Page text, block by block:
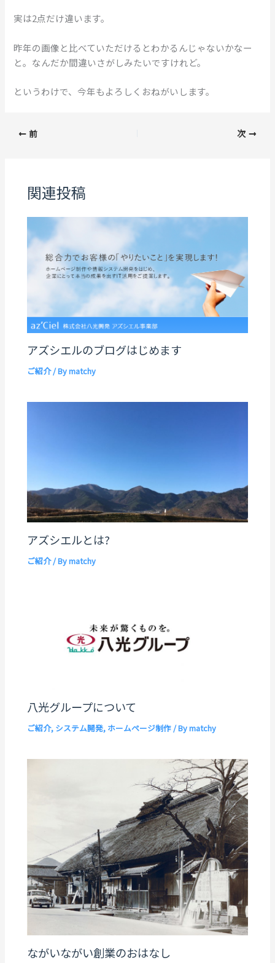
実は2点だけ違います。
昨年の画像と比べていただけるとわかるんじゃないかなー
と。なんだか間違いさがしみたいですけれど。
というわけで、今年もよろしくおねがいします。
前 次
関連投稿
アズシエルのブログはじめます
ご紹介/ Bymatchy
アズシエルとは?
ご紹介/ Bymatchy
八光グループについて
ご紹介, システム開発, ホームページ制作/ Bymatchy
ながいながい創業のおはなし